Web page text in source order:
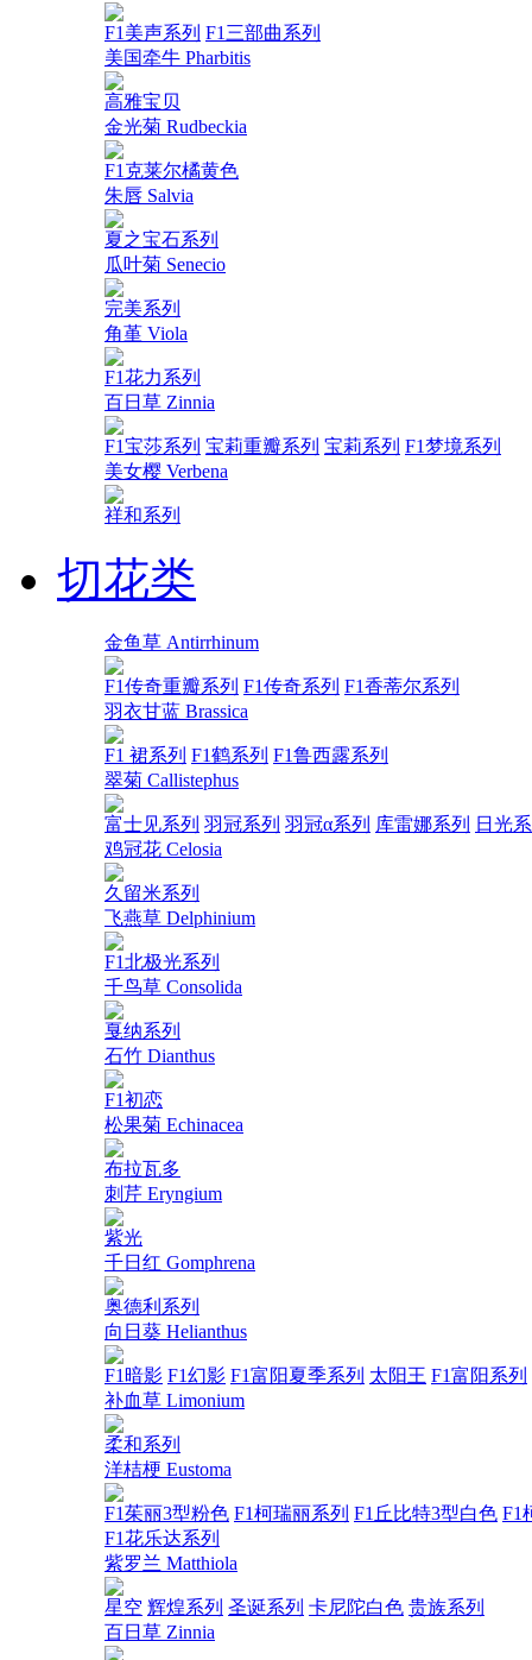
F1美声系列 F1三部曲系列
美国牵牛 Pharbitis
高雅宝贝
金光菊 Rudbeckia
F1克莱尔橘黄色
朱唇 Salvia
夏之宝石系列
瓜叶菊 Senecio
完美系列
角堇 Viola
F1花力系列
百日草 Zinnia
F1宝莎系列 宝莉重瓣系列 宝莉系列 F1梦境系列
美女樱 Verbena
祥和系列
切花类
金鱼草 Antirrhinum
F1传奇重瓣系列 F1传奇系列 F1香蒂尔系列
羽衣甘蓝 Brassica
F1 裙系列 F1鹤系列 F1鲁西露系列
翠菊 Callistephus
富士见系列 羽冠系列 羽冠α系列 库雷娜系列
日光
鸡冠花 Celosia
久留米系列
飞燕草 Delphinium
F1北极光系列
千鸟草 Consolida
戛纳系列
石竹 Dianthus
F1初恋
松果菊 Echinacea
布拉瓦多
刺芹 Eryngium
紫光
千日红 Gomphrena
奥德利系列
向日葵 Helianthus
F1暗影 F1幻影 F1富阳夏季系列 太阳王 F1富阳系列
补血草 Limonium
柔和系列
洋桔梗 Eustoma
F1茱丽3型粉色 F1柯瑞丽系列 F1丘比特3型白色 F1
F1花乐达系列
紫罗兰 Matthiola
星空 辉煌系列 圣诞系列 卡尼陀白色 贵族系列
百日草 Zinnia